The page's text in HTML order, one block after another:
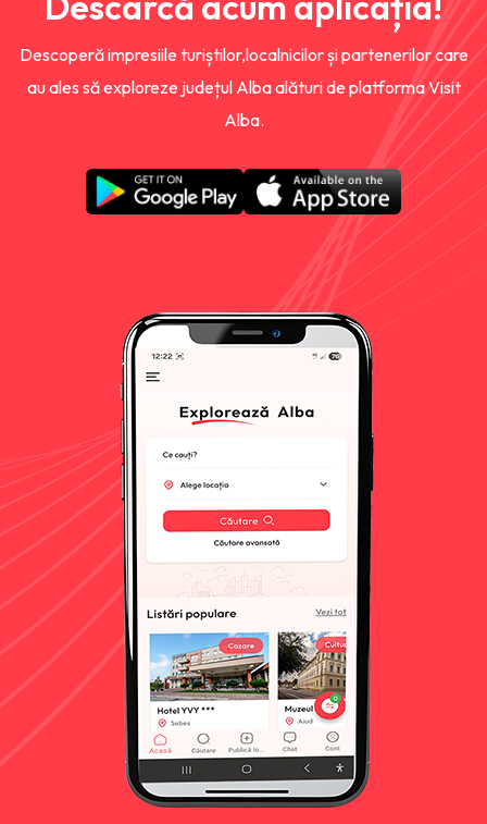
Descoperă impresiile turiștilor,localnicilor și partenerilor care
au ales să exploreze județul Alba alături de platforma Visit
Alba.